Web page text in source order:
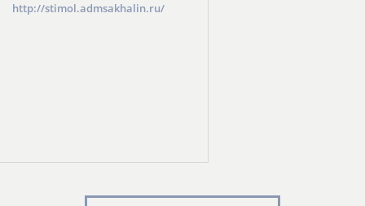
http://stimol.admsakhalin.ru/